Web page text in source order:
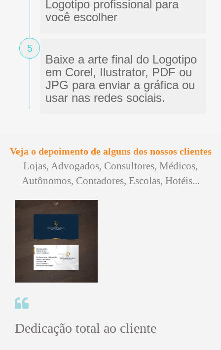
Logotipo profissional para
você escolher
5
Baixe a arte final do Logotipo
em Corel, Ilustrator, PDF ou
JPG para enviar a gráfica ou
usar nas redes sociais.
Veja o depoimento de alguns dos nossos clientes
Lojas, Advogados, Consultores, Médicos,
Autônomos, Contadores, Escolas, Hotéis...
Dedicação total ao cliente